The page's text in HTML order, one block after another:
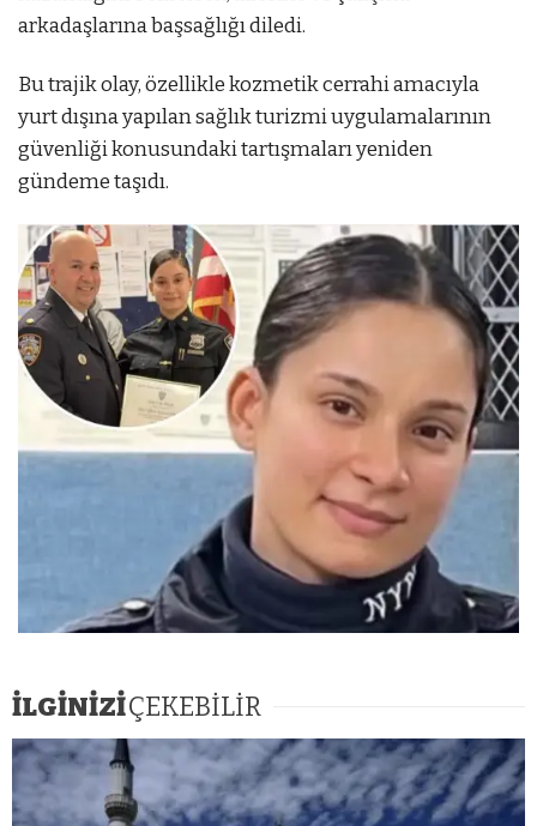
arkadaşlarına başsağlığı diledi.
Bu trajik olay, özellikle kozmetik cerrahi amacıyla
yurt dışına yapılan sağlık turizmi uygulamalarının
güvenliği konusundaki tartışmaları yeniden
gündeme taşıdı.
İLGİNİZİÇEKEBİLİR